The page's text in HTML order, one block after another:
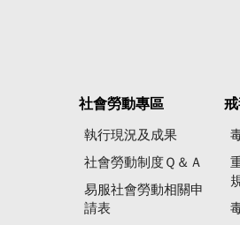
社會勞動專區
執行現況及成果
社會勞動制度Ｑ＆Ａ
易服社會勞動相關申
請表